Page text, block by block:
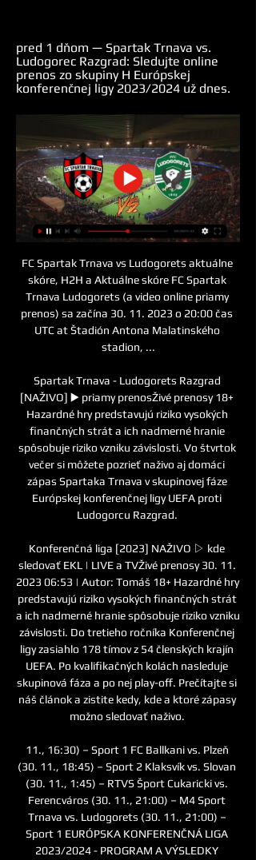
pred 1 dňom — Spartak Trnava vs.
Ludogorec Razgrad: Sledujte online
prenos zo skupiny H Európskej
konferenčnej ligy 2023/2024 už dnes.
FC Spartak Trnava vs Ludogorets aktuálne
skóre, H2H a Aktuálne skóre FC Spartak
Trnava Ludogorets (a video online priamy
prenos) sa začína 30. 11. 2023 o 20:00 čas
UTC at Štadión Antona Malatinského
stadion, ...
Spartak Trnava - Ludogorets Razgrad
[NAŽIVO] ▶️ priamy prenosŽivé prenosy 18+
Hazardné hry predstavujú riziko vysokých
finančných strát a ich nadmerné hranie
spôsobuje riziko vzniku závislosti. Vo štvrtok
večer si môžete pozrieť naživo aj domáci
zápas Spartaka Trnava v skupinovej fáze
Európskej konferenčnej ligy UEFA proti
Ludogorcu Razgrad.
Konferenčná liga [2023] NAŽIVO ▷ kde
sledovať EKL | LIVE a TVŽivé prenosy 30. 11.
2023 06:53 | Autor: Tomáš 18+ Hazardné hry
predstavujú riziko vysokých finančných strát
a ich nadmerné hranie spôsobuje riziko vzniku
závislosti. Do tretieho ročníka Konferenčnej
ligy zasiahlo 178 tímov z 54 členských krajín
UEFA. Po kvalifikačných kolách nasleduje
skupinová fáza a po nej play-off. Prečítajte si
náš článok a zistite kedy, kde a ktoré zápasy
možno sledovať naživo.
11., 16:30) – Sport 1 FC Ballkani vs. Plzeň
(30. 11., 18:45) – Sport 2 Klaksvík vs. Slovan
(30. 11., 1:45) – RTVS Šport Cukaricki vs.
Ferencváros (30. 11., 21:00) – M4 Sport
Trnava vs. Ludogorets (30. 11., 21:00) –
Sport 1 EURÓPSKA KONFERENČNÁ LIGA
2023/2024 - PROGRAM A VÝSLEDKY